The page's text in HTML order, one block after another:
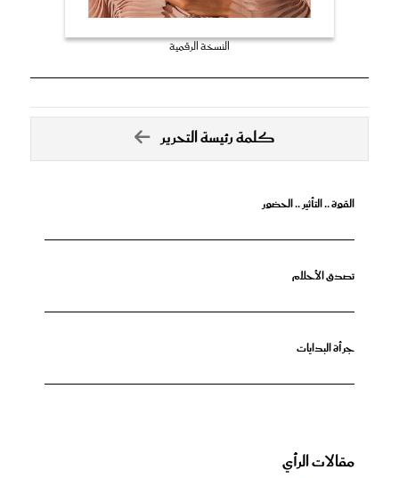
النسخة الرقمية
كلمة رئيسة التحرير
القوة .. التأثير .. الحضور
تصدق الأحلام
جرأة البدايات
مقالات الرأي